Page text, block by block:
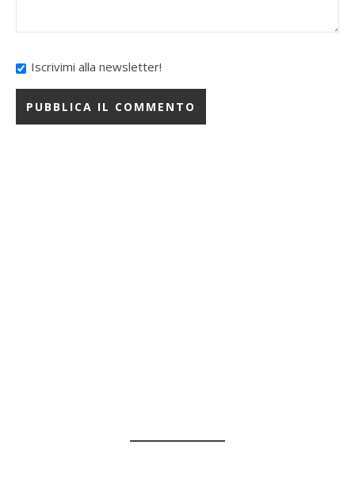
Iscrivimi alla newsletter!